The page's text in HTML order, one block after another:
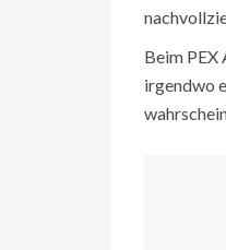
Beim PEX
irgendwo